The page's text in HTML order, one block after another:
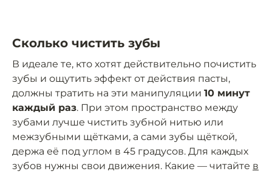
Сколько чистить зубы
В идеале те, кто хотят действительно почистить
зубы и ощутить эффект от действия пасты,
должны тратить на эти манипуляции 10 минут
каждый раз. При этом пространство между
зубами лучше чистить зубной нитью или
межзубными щётками, а сами зубы щёткой,
держа её под углом в 45 градусов. Для каждых
зубов нужны свои движения. Какие — читайте в